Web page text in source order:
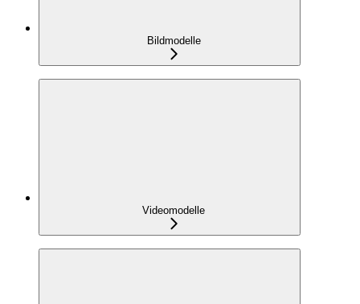
Bildmodelle
Videomodelle